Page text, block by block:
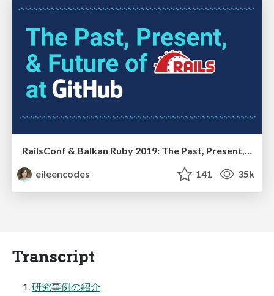
RailsConf & Balkan Ruby 2019: The Past, Present, and Future of Rails at GitHub
eileencodes
141 35k
Transcript
研究事例の紹介